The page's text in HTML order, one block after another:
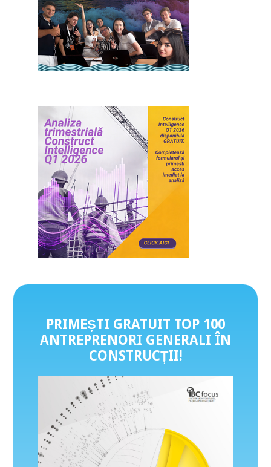
PRIMEȘTI GRATUIT TOP 100
ANTREPRENORI GENERALI ÎN
CONSTRUCȚII!